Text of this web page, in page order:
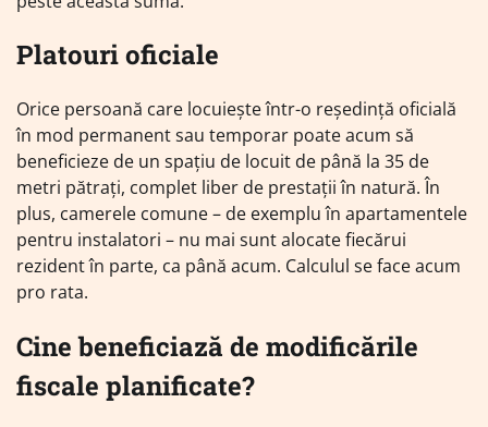
Platouri oficiale
Orice persoană care locuiește într-o reședință oficială
în mod permanent sau temporar poate acum să
beneficieze de un spațiu de locuit de până la 35 de
metri pătrați, complet liber de prestații în natură. În
plus, camerele comune – de exemplu în apartamentele
pentru instalatori – nu mai sunt alocate fiecărui
rezident în parte, ca până acum. Calculul se face acum
pro rata.
Cine beneficiază de modificările
fiscale planificate?